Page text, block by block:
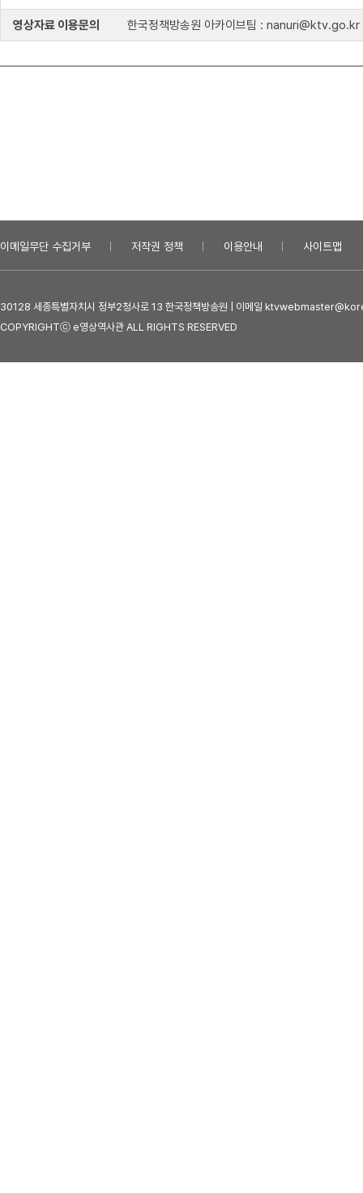
영상자료 이용문의 한국정책방송원 아카이브팀 : nanuri@ktv.go.kr
이메일무단 수집거부 저작권 정책 이용안내 사이트맵
30128 세종특별자치시 정부2청사로 13 한국정책방송원 | 이메일
COPYRIGHTⓒ e영상역사관 ALL RIGHTS RESERVED